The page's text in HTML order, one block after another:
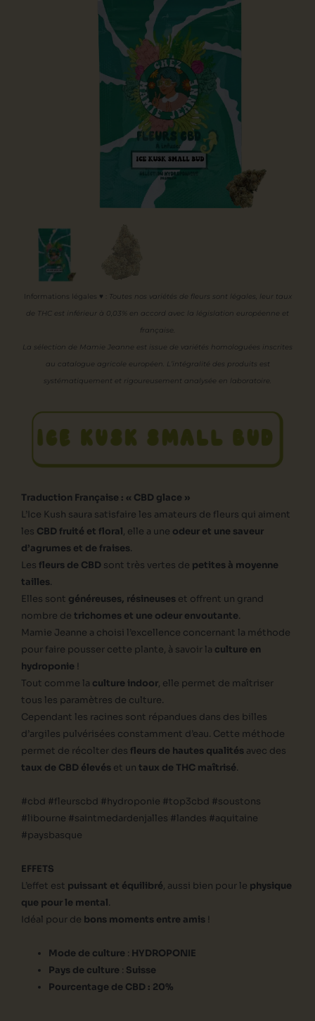
Informations légales ♥ Toutes nos variétés de fleurs sont légales, leur taux
de THC est inférieur à 0,03% en accord avec la législation européenne et
française.
La sélection de Mamie Jeanne est issue de variétés homologuées inscrites
au catalogue agricole européen. L’intégralité des produits est
systématiquement et rigoureusement analysée en laboratoire.
ICE KUSK SMALL BUD
Traduction Française : « CBD glace »
L’Ice Kush saura satisfaire les amateurs de fleurs qui aiment
les CBD fruité et floral, elle a une odeur et une saveur
d’agrumes et de fraises.
Les fleurs de CBD sont très vertes de petites à moyenne
tailles.
Elles sont généreuses, résineuses et offrent un grand
nombre de trichomes et une odeur envoutante.
Mamie Jeanne a choisi l’excellence concernant la méthode
pour faire pousser cette plante, à savoir la culture en
hydroponie !
Tout comme la culture indoor, elle permet de maîtriser
tous les paramètres de culture.
Cependant les racines sont répandues dans des billes
d’argiles pulvérisées constamment d’eau. Cette méthode
permet de récolter des fleurs de hautes qualités avec des
taux de CBD élevés et un taux de THC maîtrisé.
#cbd #fleurscbd #hydroponie #top3cbd #soustons
#libourne #saintmedardenjalles #landes #aquitaine
#paysbasque
EFFETS
L’effet est puissant et équilibré, aussi bien pour le physique
que pour le mental.
Idéal pour de bons moments entre amis !
Mode de culture : HYDROPONIE
Pays de culture : Suisse
Pourcentage de CBD : 20%